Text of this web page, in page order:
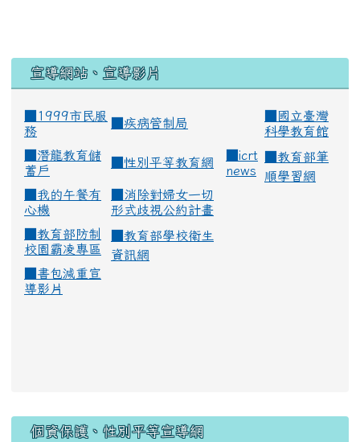
宣導網站、宣導影片
■1999市民服
務
疾病管制局
國立臺灣
科學教育館
潛龍教育儲
蓄戶
性別平等教育網
icrt
news
教育部筆
順學習網
我的午餐有
心機
消除對婦女一切
形式歧視公約計畫
教育部防制
校園霸凌專區
教育部學校衛生
資訊網
書包減重宣
導影片
個資保護、性別平等宣導網